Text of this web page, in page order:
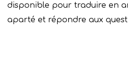
disponible pour traduire en
aparté et répondre aux